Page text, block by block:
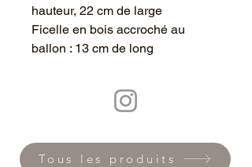
hauteur, 22 cm de large
Ficelle en bois accroché au
ballon : 13 cm de long
Tous les produits